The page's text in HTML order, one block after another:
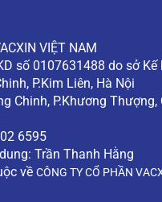
VIỆT NAM
số 0107631488 do sở
P.Kim Liên, Hà Nội
Chinh, P.Khương
6595
Trần Thanh Hằng
về CÔNG TY CỔ PHẦN